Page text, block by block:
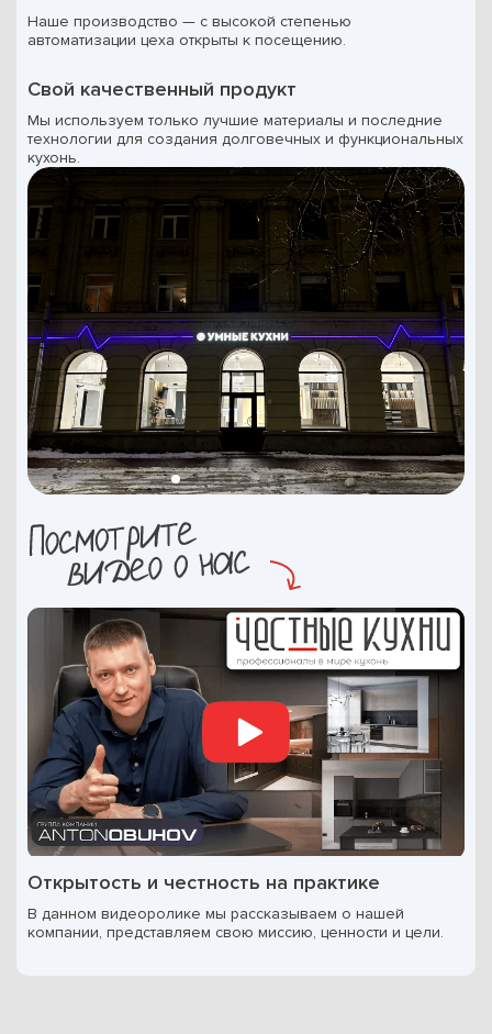
Наше производство — с высокой степенью
автоматизации цеха открыты к посещению.
Свой качественный продукт
Мы используем только лучшие материалы и последние
технологии для создания долговечных и функциональных
кухонь.
Открытость и честность на практике
В данном видеоролике мы рассказываем о нашей
компании, представляем свою миссию, ценности и цели.